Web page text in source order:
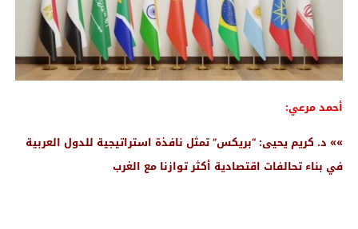
أحمد مرعي:
»» د. كريم يحيى: “بريكس” تمثل نافذة استراتيجية للدول العربية
في بناء تحالفات اقتصادية أكثر توازنا مع الغرب